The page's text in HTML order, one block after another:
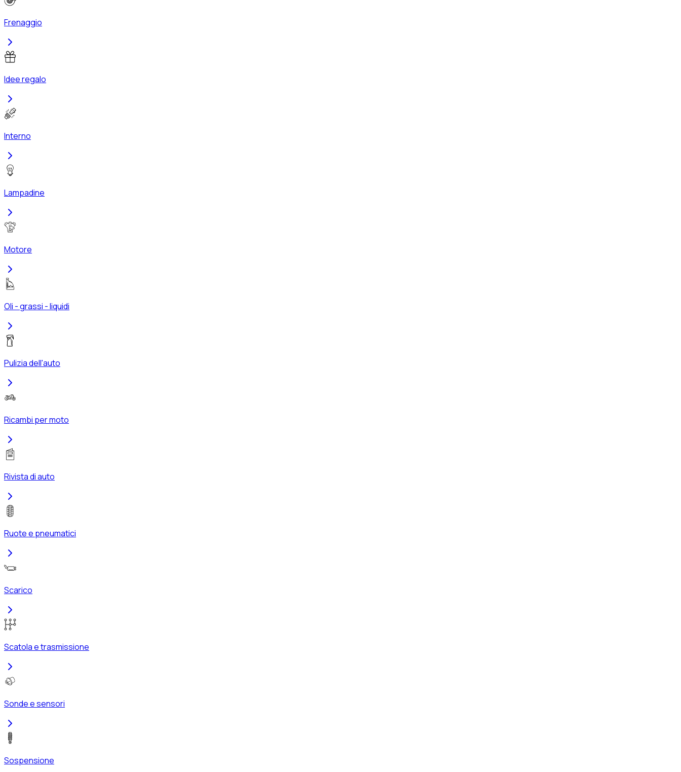
Frenaggio
Idee regalo
Interno
Lampadine
Motore
Oli - grassi - liquidi
Pulizia dell'auto
Ricambi per moto
Rivista di auto
Ruote e pneumatici
Scarico
Scatola e trasmissione
Sonde e sensori
Sospensione